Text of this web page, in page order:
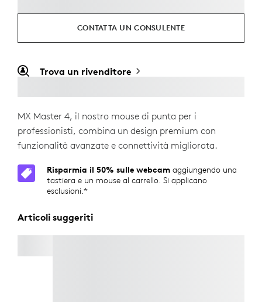
CONTATTA UN CONSULENTE
Trova un rivenditore
MX Master 4, il nostro mouse di punta per i
professionisti, combina un design premium con
funzionalità avanzate e connettività migliorata.
Risparmia il 50% sulle webcam aggiungendo una
tastiera e un mouse al carrello. Si applicano
esclusioni.*
Articoli suggeriti